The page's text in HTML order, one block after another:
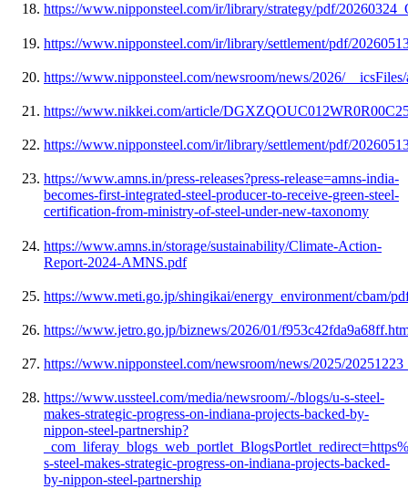
https://www.nipponsteel.com/ir/library/strategy/pdf/
https://www.nipponsteel.com/ir/library/settlement/pdf/
https://www.nipponsteel.com/newsroom/news/2026/
https://www.nikkei.com/article/
https://www.nipponsteel.com/ir/library/settlement/pdf/
https://www.amns.in/press-releases?press-release=amns-india-
becomes-first-integrated-steel-producer-to-receive-green-steel-
certification-from-ministry-of-steel-under-new-taxonomy
https://www.amns.in/storage/sustainability/Climate-Action-
Report-2024-AMNS.pdf
https://www.meti.go.jp/shingikai/energy_environment/cbam/
https://www.jetro.go.jp/biznews/2026/01/
https://www.nipponsteel.com/newsroom/news/2025/
https://www.ussteel.com/media/newsroom/-/blogs/u-s-steel-
makes-strategic-progress-on-indiana-projects-backed-by-
nippon-steel-partnership?
s-steel-makes-strategic-progress-on-indiana-projects-backed-
by-nippon-steel-partnership